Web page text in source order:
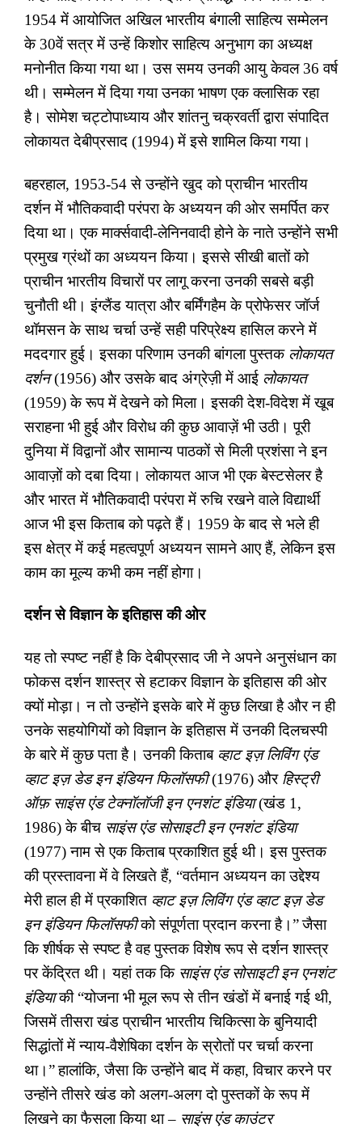
1954 में आयोजित अखिल भारतीय बंगाली साहित्य सम्मेलन
के 30वें सत्र में उन्हें किशोर साहित्य अनुभाग का अध्यक्ष
मनोनीत किया गया था। उस समय उनकी आयु केवल 36 वर्ष
थी। सम्मेलन में दिया गया उनका भाषण एक क्लासिक रहा
है। सोमेश चट्टोपाध्याय और शांतनु चक्रवर्ती द्वारा संपादित
लोकायत देबीप्रसाद (1994) में इसे शामिल किया गया।
बहरहाल, 1953-54 से उन्होंने खुद को प्राचीन भारतीय
दर्शन में भौतिकवादी परंपरा के अध्ययन की ओर समर्पित कर
दिया था। एक मार्क्सवादी-लेनिनवादी होने के नाते उन्होंने सभी
प्रमुख ग्रंथों का अध्ययन किया। इससे सीखी बातों को
प्राचीन भारतीय विचारों पर लागू करना उनकी सबसे बड़ी
चुनौती थी। इंग्लैंड यात्रा और बर्मिंगहैम के प्रोफेसर जॉर्ज
थॉमसन के साथ चर्चा उन्हें सही परिप्रेक्ष्य हासिल करने में
मददगार हुई। इसका परिणाम उनकी बांगला पुस्तक लोकायत
दर्शन(1956) और उसके बाद अंग्रेज़ी में आई लोकायत
(1959) के रूप में देखने को मिला। इसकी देश-विदेश में खूब
सराहना भी हुई और विरोध की कुछ आवाज़ें भी उठी। पूरी
दुनिया में विद्वानों और सामान्य पाठकों से मिली प्रशंसा ने इन
आवाज़ों को दबा दिया। लोकायत आज भी एक बेस्टसेलर है
और भारत में भौतिकवादी परंपरा में रुचि रखने वाले विद्यार्थी
आज भी इस किताब को पढ़ते हैं। 1959 के बाद से भले ही
इस क्षेत्र में कई महत्वपूर्ण अध्ययन सामने आए हैं,लेकिन इस
काम का मूल्य कभी कम नहीं होगा।
दर्शन से विज्ञान के इतिहास की ओर
यह तो स्पष्ट नहीं है कि देबीप्रसाद जी ने अपने अनुसंधान का
फोकस दर्शन शास्त्र से हटाकर विज्ञान के इतिहास की ओर
क्यों मोड़ा। न तो उन्होंने इसके बारे में कुछ लिखा है और न ही
उनके सहयोगियों को विज्ञान के इतिहास में उनकी दिलचस्पी
के बारे में कुछ पता है। उनकी किताब व्हाट इज़ लिविंग एंड
व्हाट इज़ डेड इन इंडियन फिलॉसफी(1976) और हिस्ट्री
ऑफ़ साइंस एंड टेक्नॉलॉजी इन एनशंट इंडिया(खंड 1 ,
1986) के बीच साइंस एंड सोसाइटी इन एनशंट इंडिया
(1977) नाम से एक किताब प्रकाशित हुई थी। इस पुस्तक
की प्रस्तावना में वे लिखतेहैं, “वर्तमान अध्ययन का उद्देश्य
मेरी हाल ही में प्रकाशित व्हाट इज़ लिविंग एंड व्हाट इज़ डेड
इन इंडियन फिलॉसफीको संपूर्णता प्रदान करना है।”जैसा
कि शीर्षक से स्पष्ट है वह पुस्तक विशेष रूप से दर्शन शास्त्र
पर केंद्रित थी। यहां तक कि साइंस एंड सोसाइटी इन एनशंट
इंडियाकी “योजना भी मूल रूप से तीन खंडों में बनाई गई थी,
जिसमें तीसरा खंड प्राचीन भारतीय चिकित्साके बुनियादी
सिद्धांतों में न्याय-वैशेषिका दर्शन के स्रोतों पर चर्चा करना
था।”हालांकि,जैसा कि उन्होंने बाद में कहा,विचार करने पर
उन्होंने तीसरे खंड को अलग-अलग दो पुस्तकों के रूप में
लिखने का फैसला किया था – साइंस एंड काउंटर